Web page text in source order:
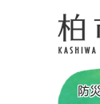
柏市
防